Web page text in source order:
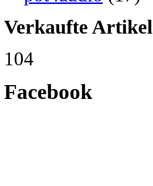
Verkaufte Artikel
104
Facebook